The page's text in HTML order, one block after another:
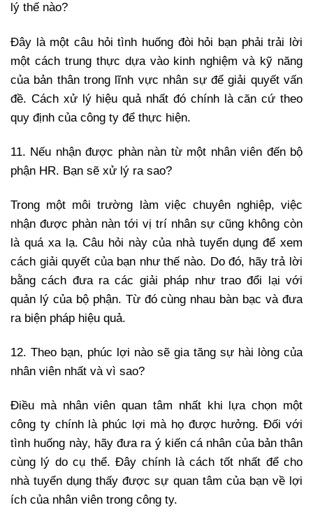
lý thế nào?
Đây là một câu hỏi tình huống đòi hỏi bạn phải trải lời
một cách trung thực dựa vào kinh nghiệm và kỹ năng
của bản thân trong lĩnh vực nhân sự để giải quyết vấn
đề. Cách xử lý hiệu quả nhất đó chính là căn cứ theo
quy định của công ty để thực hiện.
11. Nếu nhận được phàn nàn từ một nhân viên đến bộ
phận HR. Bạn sẽ xử lý ra sao?
Trong một môi trường làm việc chuyên nghiệp, việc
nhận được phàn nàn tới vị trí nhân sự cũng không còn
là quá xa lạ. Câu hỏi này của nhà tuyển dụng để xem
cách giải quyết của bạn như thế nào. Do đó, hãy trả lời
bằng cách đưa ra các giải pháp như trao đổi lại với
quản lý của bộ phận. Từ đó cùng nhau bàn bạc và đưa
ra biện pháp hiệu quả.
12. Theo bạn, phúc lợi nào sẽ gia tăng sự hài lòng của
nhân viên nhất và vì sao?
Điều mà nhân viên quan tâm nhất khi lựa chọn một
công ty chính là phúc lợi mà họ được hưởng. Đối với
tình huống này, hãy đưa ra ý kiến cá nhân của bản thân
cùng lý do cụ thể. Đây chính là cách tốt nhất để cho
nhà tuyển dụng thấy được sự quan tâm của bạn về lợi
ích của nhân viên trong công ty.